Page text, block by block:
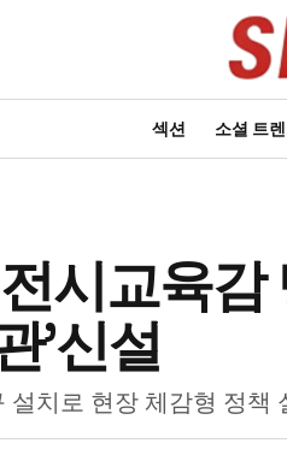
섹션 소셜 트
시교육감
’신설
설치로 현장 체감형 정책